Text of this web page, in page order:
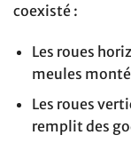
coexisté :
Les roues
meules
Les roues
remplit des